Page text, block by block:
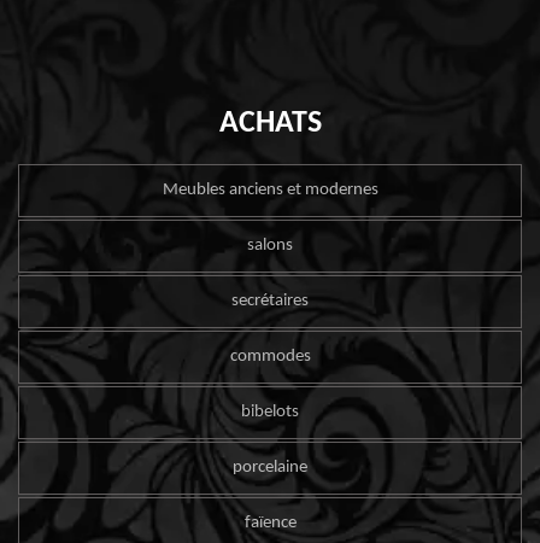
ACHATS
Meubles anciens et modernes
salons
secrétaires
commodes
bibelots
porcelaine
faïence